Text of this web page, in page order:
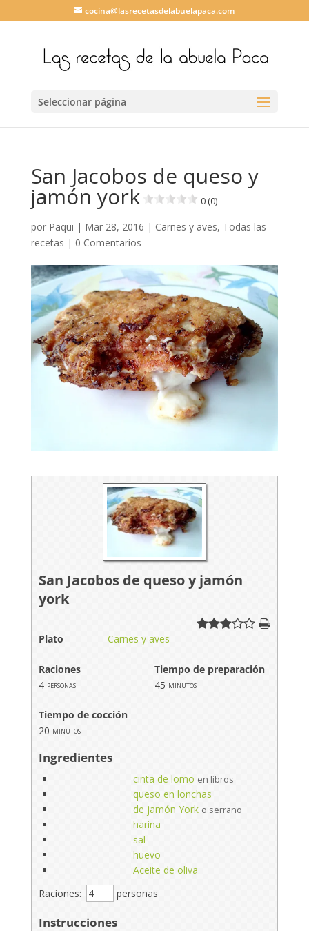
cocina@lasrecetasdelabuelapaca.com
Seleccionar página
San Jacobos de queso y
jamón york 0 (0)
por Paqui | Mar 28, 2016 | Carnes y aves, Todas las
recetas | 0 Comentarios
San Jacobos de queso y jamón
york
Plato Carnes y aves
Raciones
Tiempo de preparación
4 personas 45 minutos
Tiempo de cocción
20 minutos
Ingredientes
cinta de lomo en libros
queso en lonchas
de jamón York o serrano
harina
sal
huevo
Aceite de oliva
Raciones:
personas
Instrucciones